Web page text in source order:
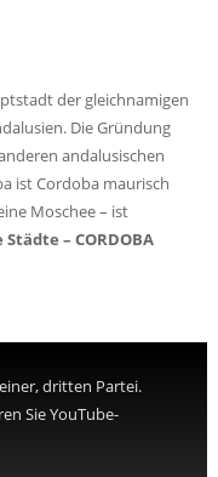
der gleichnamigen
Die Gründung
andalusischen
ist Cordoba maurisch
Moschee – ist
– CORDOBA
dritten Partei.
Sie YouTube-